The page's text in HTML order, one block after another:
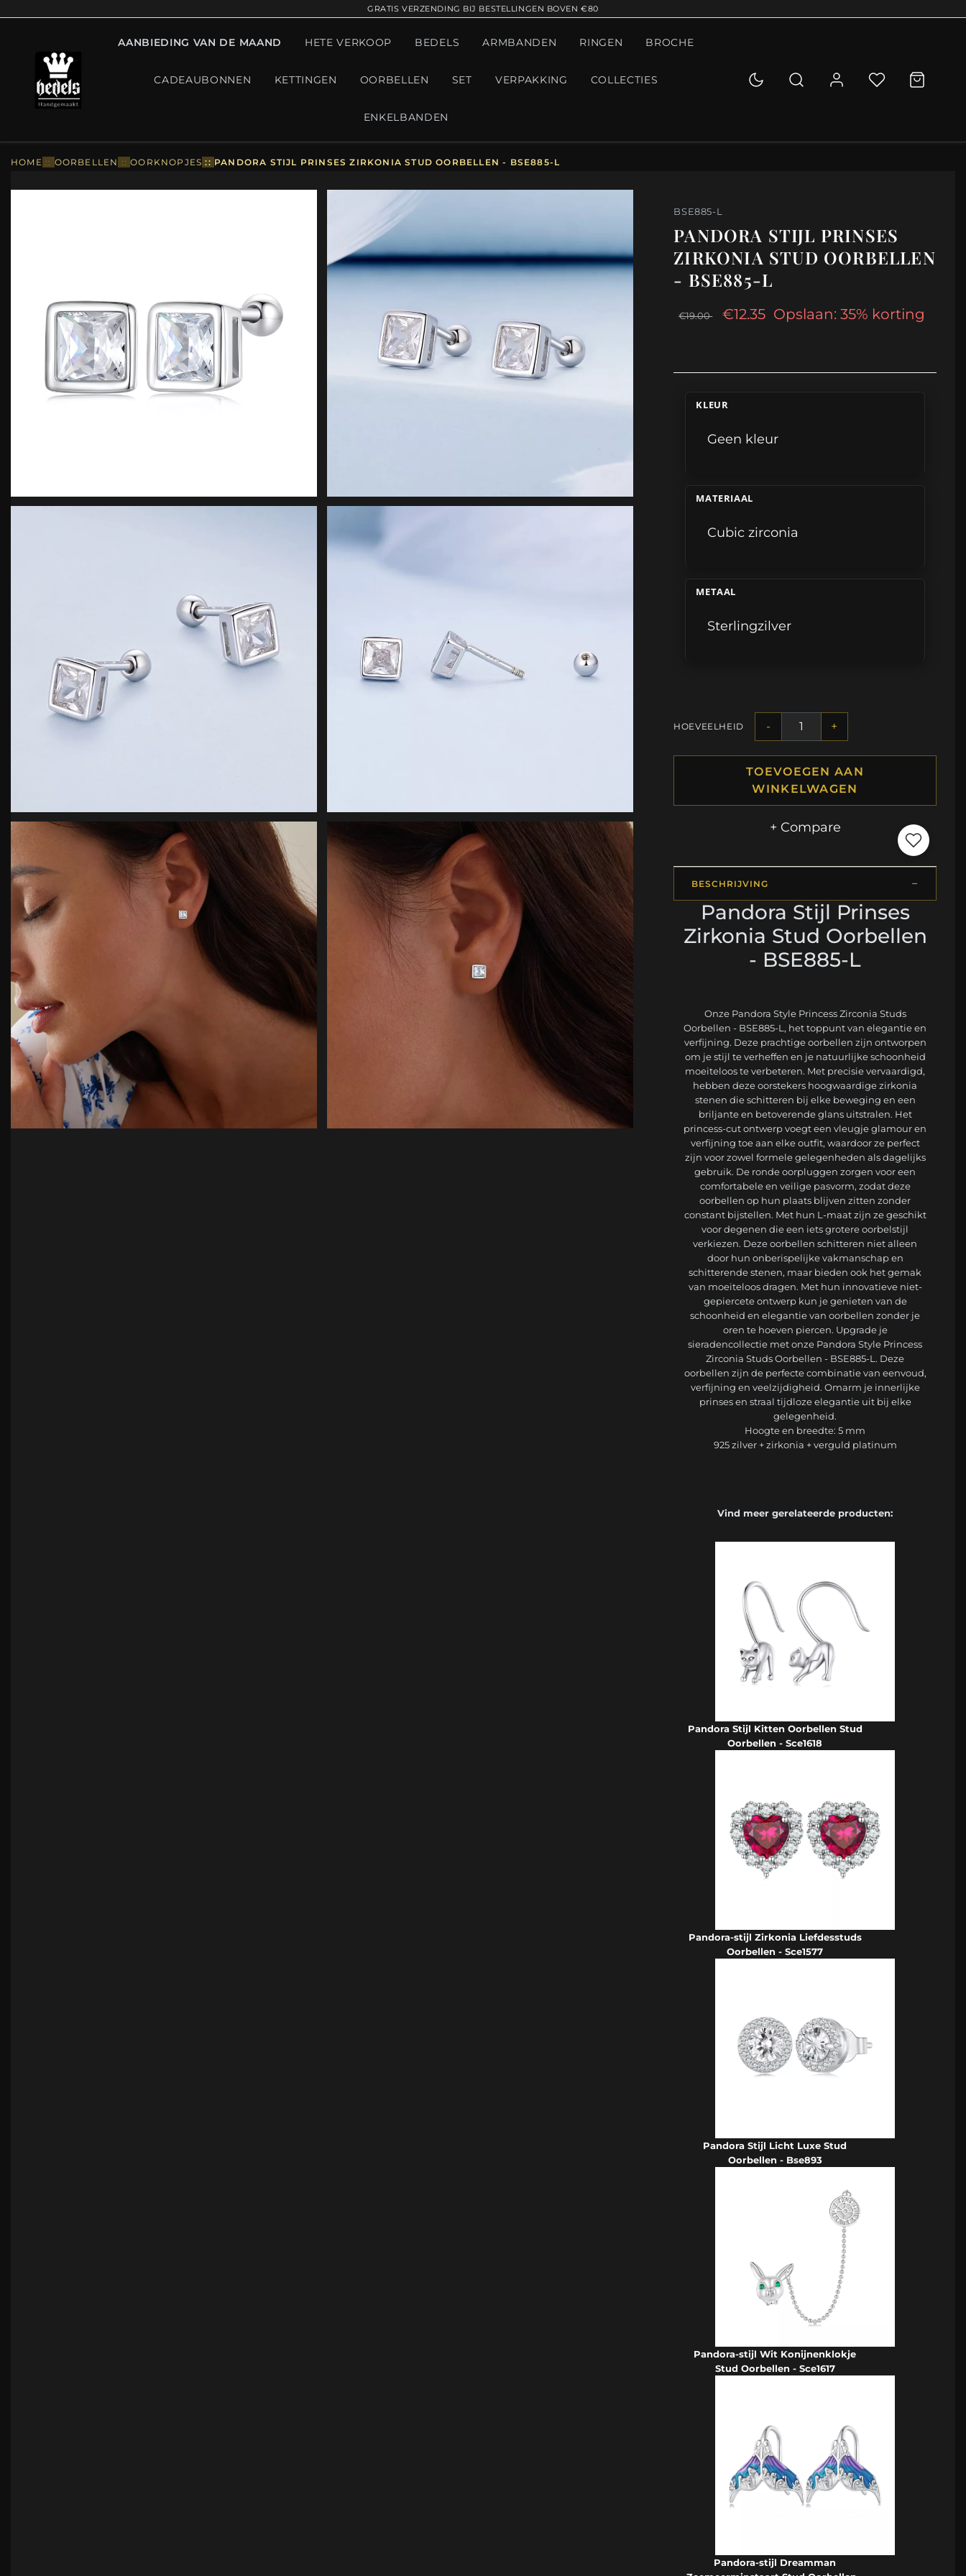
GRATIS VERZENDING BIJ BESTELLINGEN BOVEN €80
AANBIEDING VAN DE MAAND HETE VERKOOP BEDELS ARMBANDEN RINGEN BROCHE
CADEAUBONNEN KETTINGEN OORBELLEN SET VERPAKKING COLLECTIES
ENKELBANDEN
HOME :: OORBELLEN ::OORKNOPJES :: PANDORA STIJL PRINSES ZIRKONIA STUD OORBELLEN - BSE885-L
BSE885-L
PANDORA STIJL PRINSES
ZIRKONIA STUD OORBELLEN
- BSE885-L
€19.00 €12.35 Opslaan: 35% korting
KLEUR
Geen kleur
MATERIAAL
Cubic zirconia
METAAL
Sterlingzilver
HOEVEELHEID - +
TOEVOEGEN AAN
WINKELWAGEN
+ Compare
BESCHRIJVING
Pandora Stijl Prinses
Zirkonia Stud Oorbellen
- BSE885-L
Onze Pandora Style Princess Zirconia Studs
Oorbellen - BSE885-L, het toppunt van elegantie en
verfijning. Deze prachtige oorbellen zijn ontworpen
om je stijl te verheffen en je natuurlijke schoonheid
moeiteloos te verbeteren. Met precisie vervaardigd,
hebben deze oorstekers hoogwaardige zirkonia
stenen die schitteren bij elke beweging en een
briljante en betoverende glans uitstralen. Het
princess-cut ontwerp voegt een vleugje glamour en
verfijning toe aan elke outfit, waardoor ze perfect
zijn voor zowel formele gelegenheden als dagelijks
gebruik. De ronde oorpluggen zorgen voor een
comfortabele en veilige pasvorm, zodat deze
oorbellen op hun plaats blijven zitten zonder
constant bijstellen. Met hun L-maat zijn ze geschikt
voor degenen die een iets grotere oorbelstijl
verkiezen. Deze oorbellen schitteren niet alleen
door hun onberispelijke vakmanschap en
schitterende stenen, maar bieden ook het gemak
van moeiteloos dragen. Met hun innovatieve niet-
gepiercete ontwerp kun je genieten van de
schoonheid en elegantie van oorbellen zonder je
oren te hoeven piercen. Upgrade je
sieradencollectie met onze Pandora Style Princess
Zirconia Studs Oorbellen - BSE885-L. Deze
oorbellen zijn de perfecte combinatie van eenvoud,
verfijning en veelzijdigheid. Omarm je innerlijke
prinses en straal tijdloze elegantie uit bij elke
gelegenheid.
Hoogte en breedte: 5 mm
925 zilver + zirkonia + verguld platinum
Vind meer gerelateerde producten:
Pandora Stijl Kitten Oorbellen Stud
Oorbellen - Sce1618
Pandora-stijl Zirkonia Liefdesstuds
Oorbellen - Sce1577
Pandora Stijl Licht Luxe Stud
Oorbellen - Bse893
Pandora-stijl Wit Konijnenklokje
Stud Oorbellen - Sce1617
Pandora-stijl Dreamman